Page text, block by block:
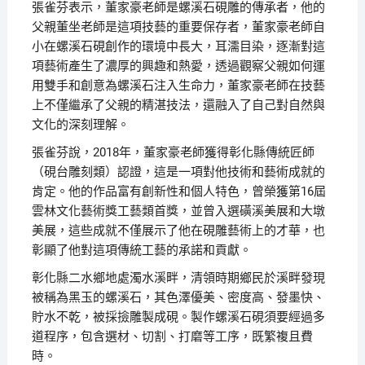
張雀芬表示，董家豪老師是螺溪石硯雕的傳承者，他的
父親董坐老師是這項技藝的重要保存者，董家豪老師自
小在螺溪石硯創作的環境中長大，耳濡目染，逐漸對這
項藝術產生了濃厚的興趣和熱愛，透過觀察父親如何運
用雙手和創意為螺溪石注入生命力，董家豪老師在技藝
上不僅繼承了父親的精湛技法，還融入了自己對自然與
文化的深刻理解。
張雀芬說，2018年，董家豪老師獲得彰化縣傳統匠師
（硯台雕刻類）認證，這是一項對他技術和藝術成就的
肯定。他的作品富有創新性和個人特色，曾榮獲第16屆
雲林文化藝術獎工藝類首獎，並曾入選磺溪美展和大墩
美展，這些成就不僅展示了他在硯雕藝術上的才華，也
彰顯了他對這項傳統工藝的承諾和貢獻。
彰化縣二水鄉地處濁水溪畔，清領時期鄉民於溪畔發現
被稱為黑玉的螺溪石，其色澤優美、密度高、發墨快、
貯水不乾，被採撿雕製成硯。製作螺溪石硯須要經過多
道程序，包含選材、切割、打磨等工序，既繁複且費
時。